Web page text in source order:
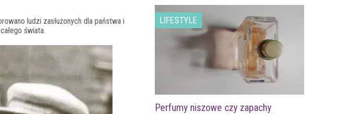
ludzi zasłużonych dla państwa i
świata.
LIFESTYLE
Perfumy niszowe czy zapachy